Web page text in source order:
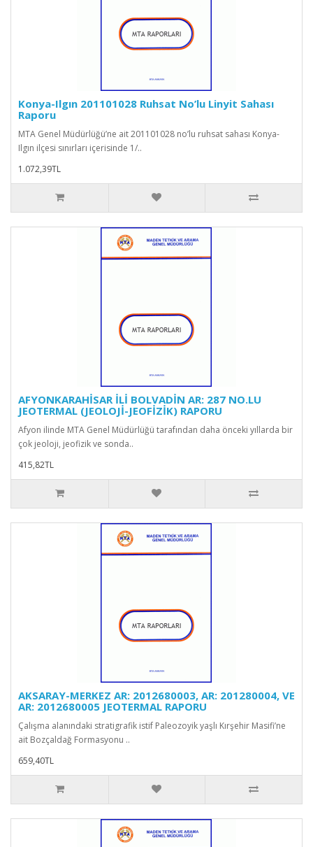
Konya-Ilgın 201101028 Ruhsat No’lu Linyit Sahası
Raporu
MTA Genel Müdürlüğü’ne ait 201101028 no’lu ruhsat sahası Konya-
Ilgın ilçesi sınırları içerisinde 1/..
1.072,39TL
AFYONKARAHİSAR İLİ BOLVADİN AR: 287 NO.LU
JEOTERMAL (JEOLOJİ-JEOFİZİK) RAPORU
Afyon ilinde MTA Genel Müdürlüğü tarafından daha önceki yıllarda bir
çok jeoloji, jeofizik ve sonda..
415,82TL
AKSARAY-MERKEZ AR: 2012680003, AR: 201280004, VE
AR: 2012680005 JEOTERMAL RAPORU
Çalışma alanındaki stratigrafik istif Paleozoyik yaşlı Kırşehir Masifi’ne
ait Bozçaldağ Formasyonu ..
659,40TL